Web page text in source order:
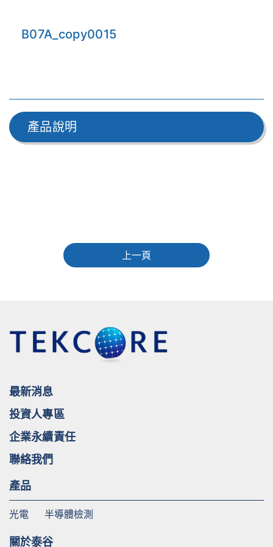
B07A_copy0015
產品說明
上一頁
最新消息
投資人專區
企業永續責任
聯絡我們
產品
光電 半導體檢測
關於泰谷